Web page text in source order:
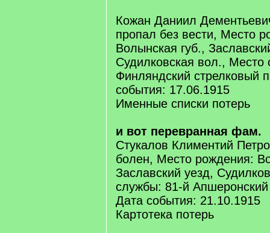
Кожан Даниил
пропал без вести, Место
Волынская губ.,
Судилковская вол., Место
Финляндский стрелковый
события: 17.06.1915
Именные списки потерь
и вот перевранная фам.
Стукалов Климентий
болен, Место рождения:
Заславский уезд,
службы: 81-й
Дата события: 21.10.1915
Картотека потерь